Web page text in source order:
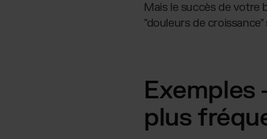
Mais le succès de votre
"douleurs de
Exemples
plus